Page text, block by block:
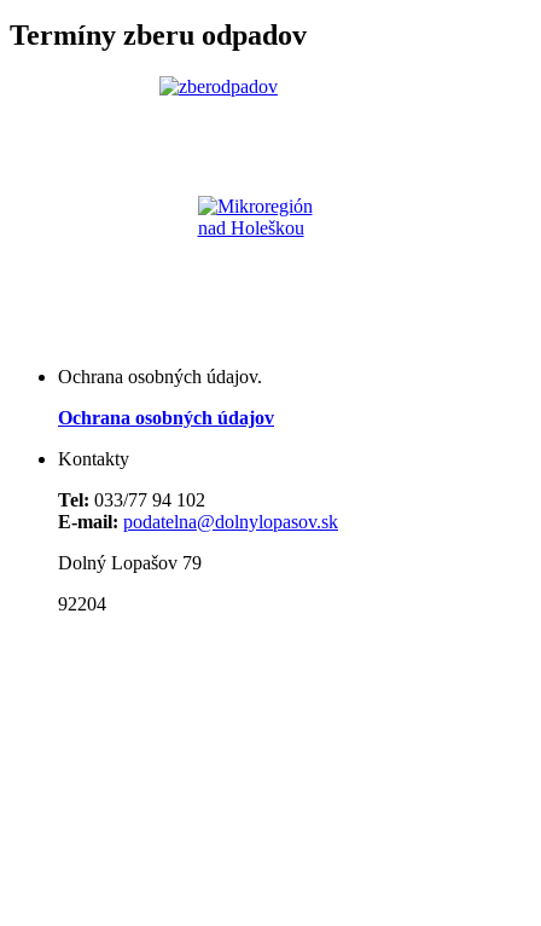
Termíny zberu odpadov
Ochrana osobných údajov.
Ochrana osobných údajov
Kontakty
Tel: 033/77 94 102
E-mail: podatelna@dolnylopasov.sk
Dolný Lopašov 79
92204